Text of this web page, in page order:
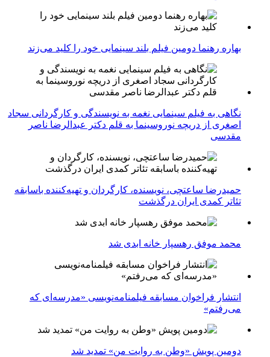
بهاره رهنما دومین فیلم بلند سینمایی خود را کلید می‌زند
نگاهی به فیلم سینمایی نغمه به نویسندگی و کارگردانی سجاد
اصغری از دریچه نوروسینما به قلم دکتر عبدالرضا ناصر
مقدسی
حمیدرضا ساعتچی، نویسنده، کارگردان و تهیه‌کننده باسابقه
تئاتر کمدی ایران درگذشت
محمد موفق رهسپار خانه ابدی شد
انتشار فراخوان مسابقه فیلمنامه‌نویسی «مدرسه‌ای که
می‌رفتم»
دومین پویش «وطن به روایت من» تمدید شد